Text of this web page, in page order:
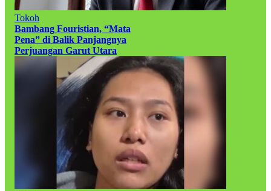
Tokoh
Bambang Fouristian, “Mata
Pena” di Balik Panjangnya
Perjuangan Garut Utara